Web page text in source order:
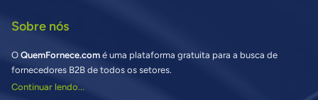
Sobre nós
O QuemFornece.com é uma plataforma gratuita para a busca de
fornecedores B2B de todos os setores.
Continuar lendo...